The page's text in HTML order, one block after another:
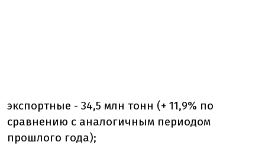
экспортные - 34,5 млн тонн (+ 11,9% по
сравнению с аналогичным периодом
прошлого года);